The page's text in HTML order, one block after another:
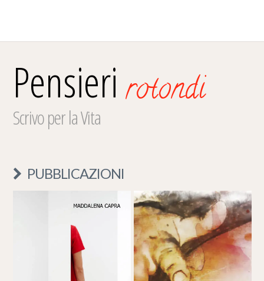
Pensierirotondi
Scrivo per la Vita
PUBBLICAZIONI